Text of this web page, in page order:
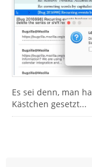
Es sei denn, man
Kästchen gesetzt...